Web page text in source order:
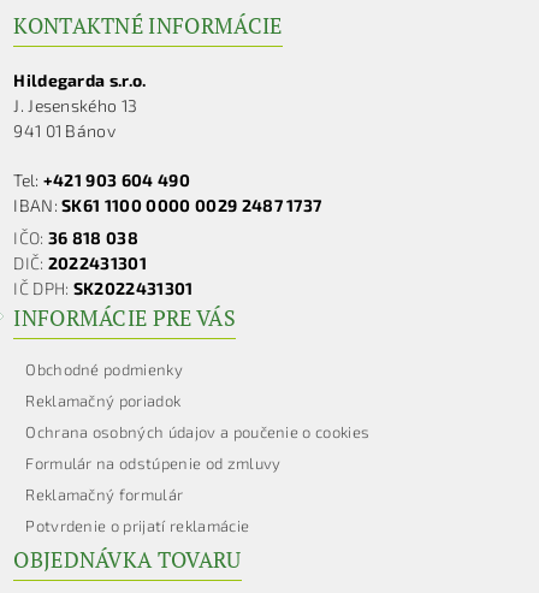
KONTAKTNÉ INFORMÁCIE
Hildegarda s.r.o.
J. Jesenského 13
941 01 Bánov
Tel: +421 903 604 490
IBAN:SK61 1100 0000 0029 2487 1737
IČO: 36 818 038
DIČ: 2022431301
IČ DPH: SK2022431301
INFORMÁCIE PRE VÁS
Obchodné podmienky
Reklamačný poriadok
Ochrana osobných údajov a poučenie o cookies
Formulár na odstúpenie od zmluvy
Reklamačný formulár
Potvrdenie o prijatí reklamácie
OBJEDNÁVKA TOVARU